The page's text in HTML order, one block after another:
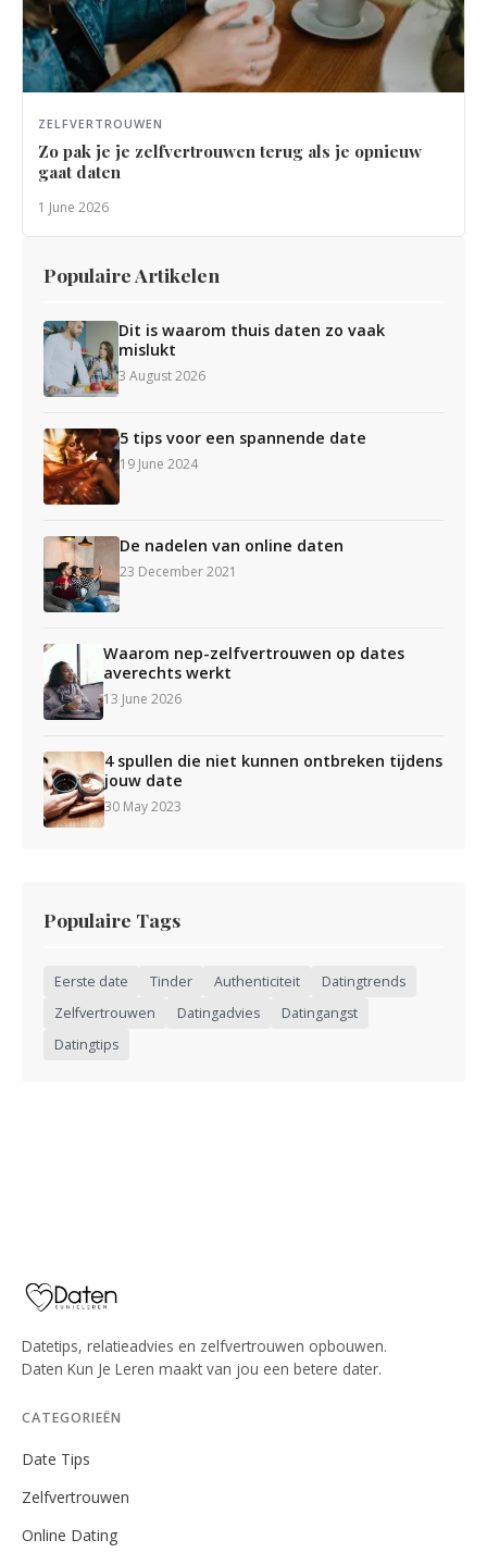
ZELFVERTROUWEN
Zo pak je je zelfvertrouwen terug als je opnieuw
gaat daten
1 June 2026
Populaire Artikelen
Dit is waarom thuis daten zo vaak
mislukt
3 August 2026
5 tips voor een spannende date
19 June 2024
De nadelen van online daten
23 December 2021
Waarom nep-zelfvertrouwen op dates
averechts werkt
13 June 2026
4 spullen die niet kunnen ontbreken tijdens
jouw date
30 May 2023
Populaire Tags
Eerste date Tinder Authenticiteit
Datingtrends
Zelfvertrouwen
Datingadvies
Datingangst
Datingtips
Datetips, relatieadvies en zelfvertrouwen opbouwen.
Daten Kun Je Leren maakt van jou een betere dater.
CATEGORIEËN
Date Tips
Zelfvertrouwen
Online Dating